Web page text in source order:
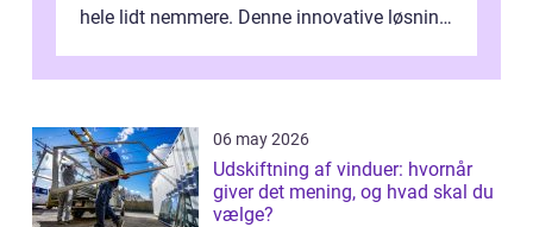
hele lidt nemmere. Denne innovative løsning
06 may 2026
Udskiftning af vinduer: hvornår
giver det mening, og hvad skal du
vælge?